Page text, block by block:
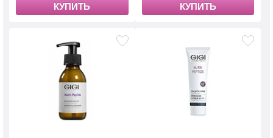
КУПИТЬ КУПИТЬ